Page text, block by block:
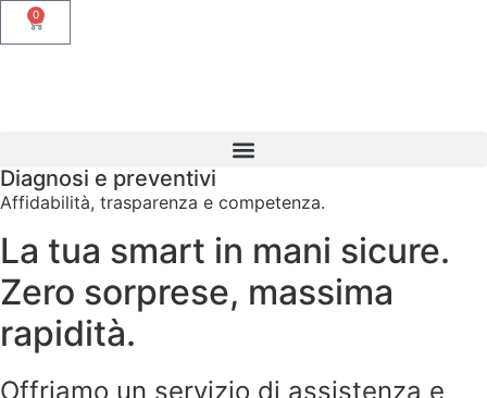
0
Diagnosi e preventivi
Affidabilità, trasparenza e competenza.
La tua smart in mani sicure.
Zero sorprese, massima
rapidità.
Offriamo un servizio di assistenza e